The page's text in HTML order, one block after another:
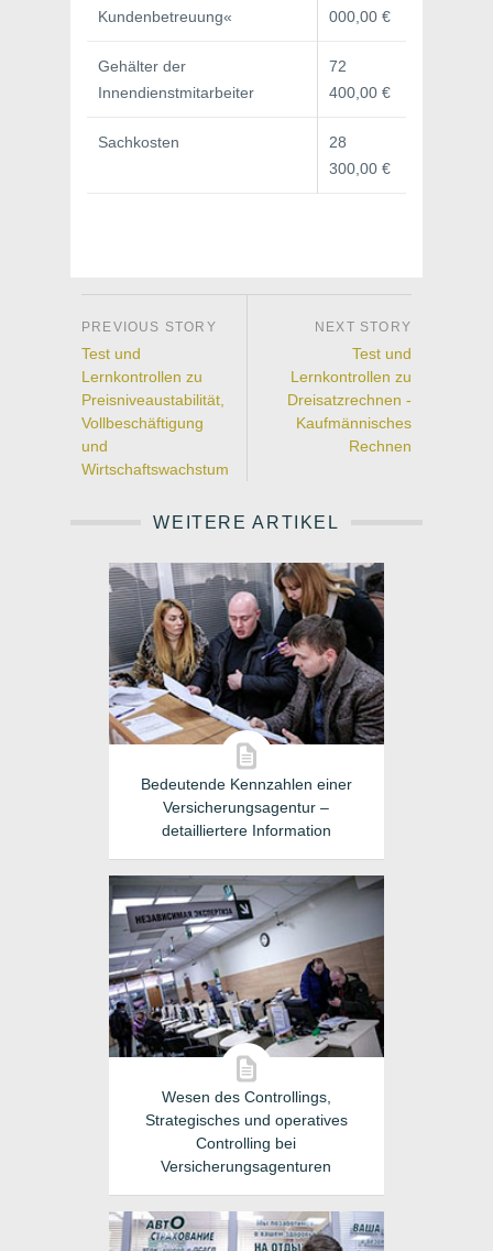
Kundenbetreuung«
000,00 €
Gehälter der
Innendienstmitarbeiter
72
400,00 €
Sachkosten
28
300,00 €
Test und
Lernkontrollen zu
Preisniveaustabilität,
Vollbeschäftigung
und
Wirtschaftswachstum
Test und
Lernkontrollen zu
Dreisatzrechnen -
Kaufmännisches
Rechnen
WEITERE ARTIKEL
Bedeutende Kennzahlen einer
Versicherungsagentur –
detailliertere Information
Wesen des Controllings,
Strategisches und operatives
Controlling bei
Versicherungsagenturen